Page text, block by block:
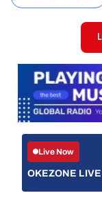
Live Now
OKEZONE